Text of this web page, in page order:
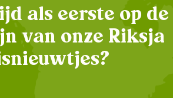
als eerste op de
van onze Riksja